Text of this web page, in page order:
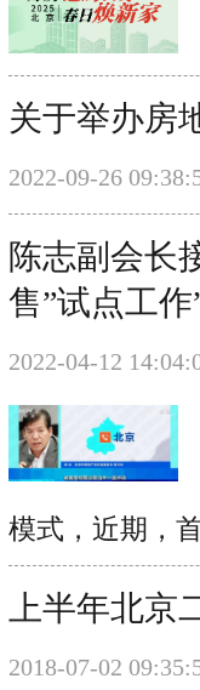
关于举办房
2022-09-26
陈志副会长
售”试点工作
2022-04-12
模式，近期，
上半年北
2018-07-02